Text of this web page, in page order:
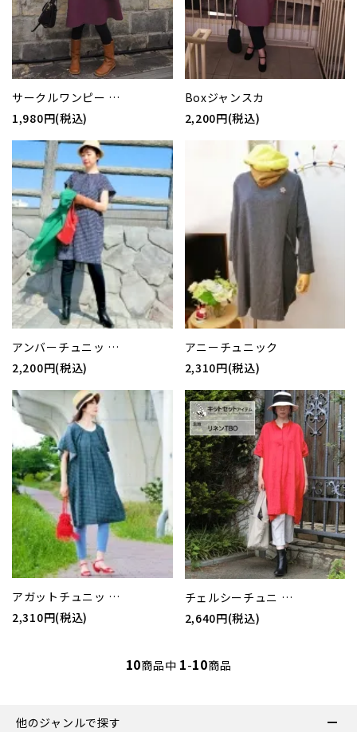
サークルワンピー …
1,980円(税込)
Boxジャンスカ
2,200円(税込)
アンバーチュニッ …
2,200円(税込)
アニーチュニック
2,310円(税込)
アガットチュニッ …
2,310円(税込)
チェルシーチュニ …
2,640円(税込)
10商品中 1-10商品
他のジャンルで探す